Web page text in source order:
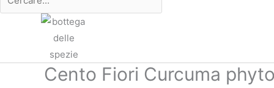
Cento Fiori Curcuma